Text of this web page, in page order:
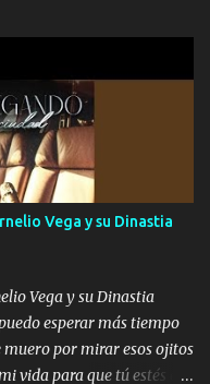
frente a ti con mis
y verte feliz y muy
qué es lo que me
también pregunta que
conmigo Y ya borracho
bonitas palabras así
describirlo mucho que
feliz y emocionado por
Vega y su Dinastia
Vega y su Dinastia
esperar más tiempo
muero por mirar esos ojitos
vida para que tú estés en